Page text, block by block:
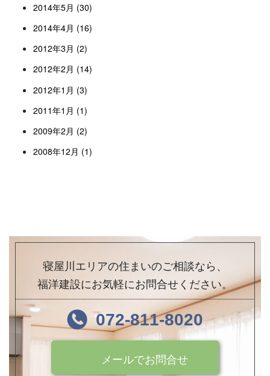
2014年5月 (30)
2014年4月 (16)
2012年3月 (2)
2012年2月 (14)
2012年1月 (3)
2011年1月 (1)
2009年2月 (2)
2008年12月 (1)
寝屋川エリアの住まいのご相談なら、
福洋建設にお気軽にお問合せください。
072-811-8020
メールでお問合せ